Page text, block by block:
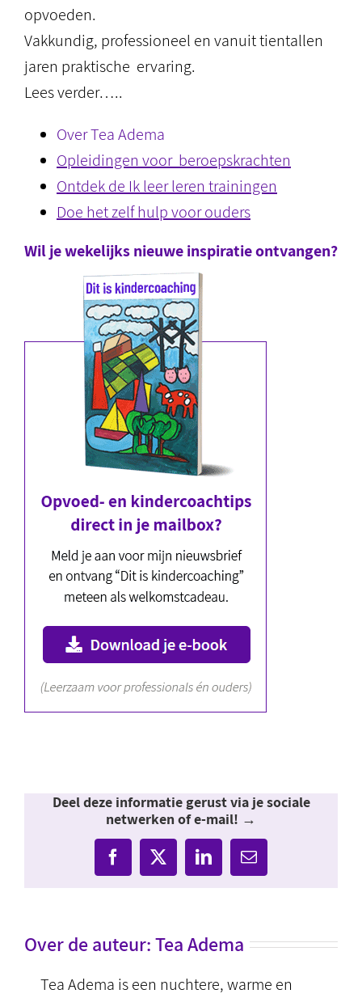
opvoeden.
Vakkundig, professioneel en vanuit tientallen
jaren praktische ervaring.
Lees verder…..
Over Tea Adema
Opleidingen voor beroepskrachten
Ontdek de Ik leer leren trainingen
Doe het zelf hulp voor ouders
Wil je wekelijks nieuwe inspiratie ontvangen?
Deel deze informatie gerust via je sociale
netwerken of e-mail! →
Facebook
X LinkedIn
E-
mail
Over de auteur:Tea Adema
Tea Adema is een nuchtere, warme en